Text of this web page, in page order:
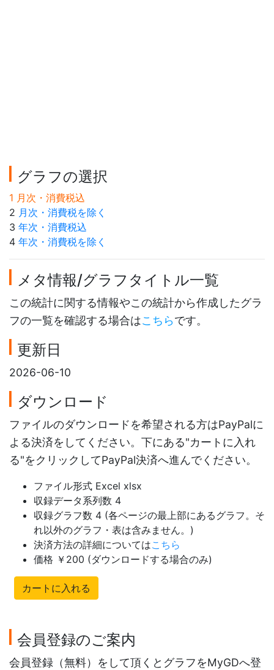
グラフの選択
1 月次・消費税込
2 月次・消費税を除く
3 年次・消費税込
4 年次・消費税を除く
メタ情報/グラフタイトル一覧
この統計に関する情報やこの統計から作成したグラ
フの一覧を確認する場合はこちらです。
更新日
2026-06-10
ダウンロード
ファイルのダウンロードを希望される方はPayPalに
よる決済をしてください。下にある"カートに入れ
る"をクリックしてPayPal決済へ進んでください。
ファイル形式 Excel xlsx
収録データ系列数 4
収録グラフ数 4 (各ページの最上部にあるグラフ。そ
れ以外のグラフ・表は含みません。)
決済方法の詳細についてはこちら
価格 ￥200 (ダウンロードする場合のみ)
カートに入れる
会員登録のご案内
会員登録（無料）をして頂くとグラフをMyGDへ登